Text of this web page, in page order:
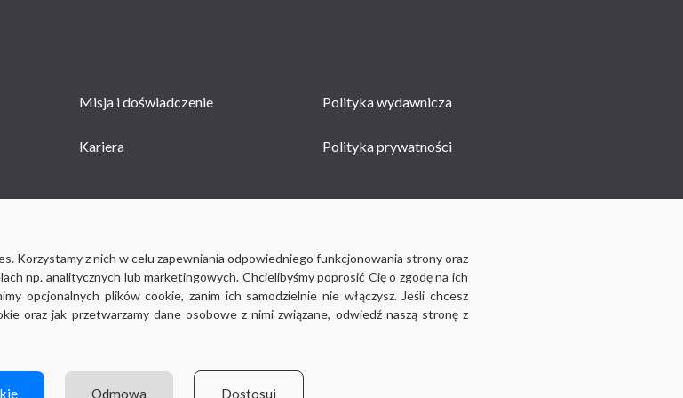
Korzystamy z nich w celu zapewniania odpowiedniego funkcjonowania strony oraz
np. analitycznych lub marketingowych. Chcielibyśmy poprosić Cię o zgodę na ich
opcjonalnych plików cookie, zanim ich samodzielnie nie włączysz. Jeśli chcesz
oraz jak przetwarzamy dane osobowe z nimi związane, odwiedź naszą stronę z
Odmowa Dostosuj
Misja i doświadczenie Polityka wydawnicza
Kariera Polityka prywatności
Medica, wszystkie prawa zastrzeżone
viamedica.pl wykorzystuje pliki cookies.
pliki cookies, możesz się dowiedzieć na stronie
SOCIAL
Facebook